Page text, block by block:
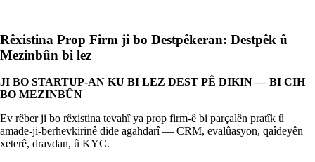
Rêxistina Prop Firm ji bo Destpêkeran: Destpêk û
Mezinbûn bi lez
JI BO STARTUP-AN KU BI LEZ DEST PÊ DIKIN — BI CIH
BO MEZINBÛN
Ev rêber ji bo rêxistina tevahî ya prop firm-ê bi parçalên pratîk û
amade-ji-berhevkirinê dide agahdarî — CRM, evalûasyon, qaîdeyên
xeterê, dravdan, û KYC.